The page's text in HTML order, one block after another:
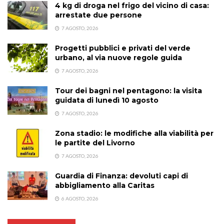
4 kg di droga nel frigo del vicino di casa:
arrestate due persone
7 AGOSTO, 2026
Progetti pubblici e privati del verde
urbano, al via nuove regole guida
7 AGOSTO, 2026
Tour dei bagni nel pentagono: la visita
guidata di lunedì 10 agosto
7 AGOSTO, 2026
Zona stadio: le modifiche alla viabilità per
le partite del Livorno
7 AGOSTO, 2026
Guardia di Finanza: devoluti capi di
abbigliamento alla Caritas
6 AGOSTO, 2026